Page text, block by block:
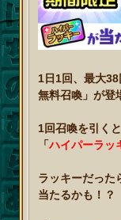
1日1回、最大
無料召喚」が登
1回召喚を引く
「ハイパーラッ
ラッキーだった
当たるかも！？